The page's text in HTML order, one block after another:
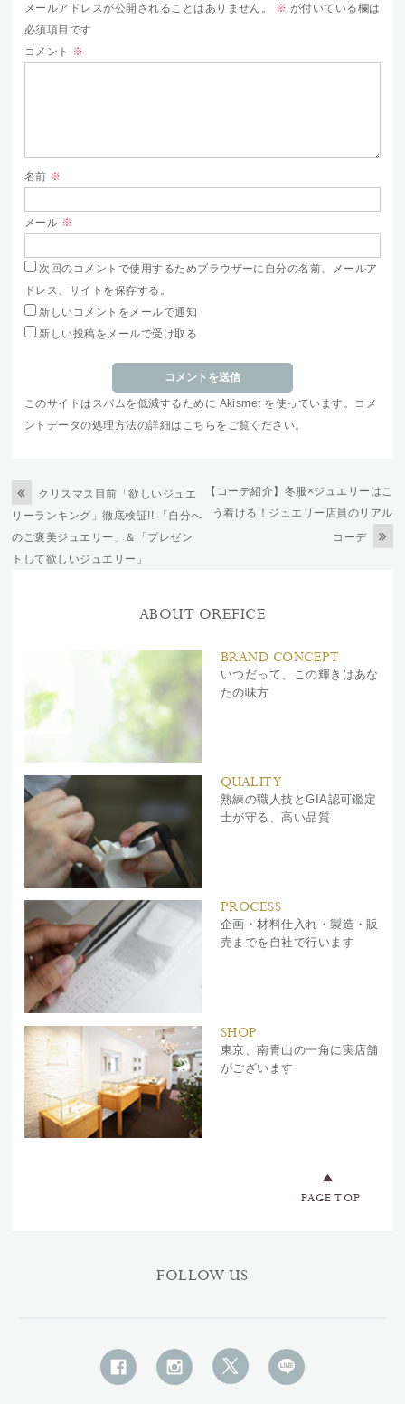
メールアドレスが公開されることはありません。
※ が付いている欄は
必須項目です
コメント ※
名前 ※
メール ※
次回のコメントで使用するためブラウザーに自分の名前、メールア
ドレス、サイトを保存する。
新しいコメントをメールで通知
新しい投稿をメールで受け取る
このサイトはスパムを低減するために Akismet を使っています。
コメ
ントデータの処理方法の詳細はこちらをご覧ください。
クリスマス目前「欲しいジュエ
リーランキング」徹底検証!! 「自分へ
のご褒美ジュエリー」＆「プレゼン
トして欲しいジュエリー」
【コーデ紹介】冬服×ジュエリーはこ
う着ける！ジュエリー店員のリアル
コーデ
ABOUT OREFICE
BRAND CONCEPT
いつだって、この輝きはあな
たの味方
QUALITY
熟練の職人技とGIA認可鑑定
士が守る、高い品質
PROCESS
企画・材料仕入れ・製造・販
売までを自社で行います
SHOP
東京、南青山の一角に実店舗
がございます
PAGE TOP
FOLLOW US